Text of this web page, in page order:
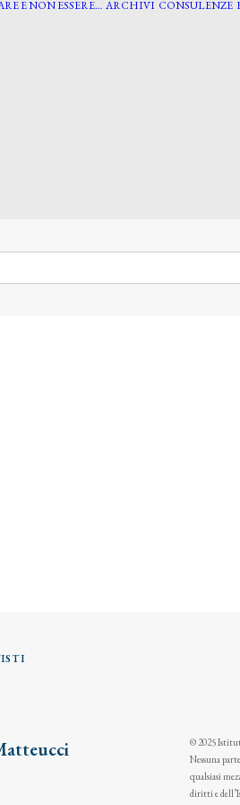
E NON ESSERE… ARCHIVI CONSULENZE
© 2025
Nessuna
qualsiasi
diritti e